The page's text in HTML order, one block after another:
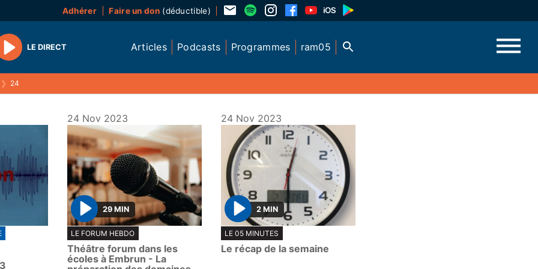
Adhérer Faire un don(déductible)
Play
LE DIRECT Articles Podcasts Programmes ram05
❯ 24
24 Nov 2023
P
l
a
y
29 MIN
LE FORUM HEBDO
Théâtre forum dans les
écoles à Embrun - La
24 Nov 2023
P
l
a
2 MIN
LE 05 MINUTES
Le récap de la semaine